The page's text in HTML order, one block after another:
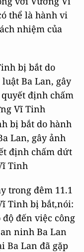
thể là hành vi
nhiệm của
bị bắt do hành
Lan, gây ảnh
định chấm dứt
Tinh
trong đêm 11.1
Tinh bị bắt,nói:
đến việc công
ninh Ba Lan
Ba Lan đã gặp